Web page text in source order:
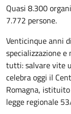
Quasi 8.300
7.772 persone.
Venticinque anni
specializzazione
tutti: salvare vite
celebra oggi il
Romagna,
legge regionale